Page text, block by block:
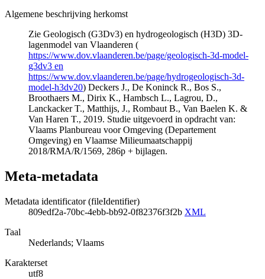
Algemene beschrijving herkomst
Zie Geologisch (G3Dv3) en hydrogeologisch (H3D) 3D-
lagenmodel van Vlaanderen (
https://www.dov.vlaanderen.be/page/geologisch-3d-model-
g3dv3 en
https://www.dov.vlaanderen.be/page/hydrogeologisch-3d-
model-h3dv20) Deckers J., De Koninck R., Bos S.,
Broothaers M., Dirix K., Hambsch L., Lagrou, D.,
Lanckacker T., Matthijs, J., Rombaut B., Van Baelen K. &
Van Haren T., 2019. Studie uitgevoerd in opdracht van:
Vlaams Planbureau voor Omgeving (Departement
Omgeving) en Vlaamse Milieumaatschappij
2018/RMA/R/1569, 286p + bijlagen.
Meta-metadata
Metadata identificator (fileIdentifier)
809edf2a-70bc-4ebb-bb92-0f82376f3f2b XML
Taal
Nederlands; Vlaams
Karakterset
utf8